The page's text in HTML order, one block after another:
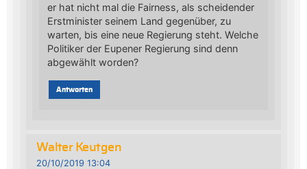
er hat nicht mal die Fairness, als scheidender
Erstminister seinem Land gegenüber, zu
warten, bis eine neue Regierung steht. Welche
Politiker der Eupener Regierung sind denn
abgewählt worden?
Antworten
Walter Keutgen
20/10/2019 13:04